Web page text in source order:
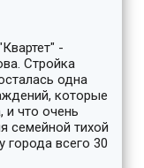
-
Стройка
одна
которые
и что очень
семейной тихой
города всего 30